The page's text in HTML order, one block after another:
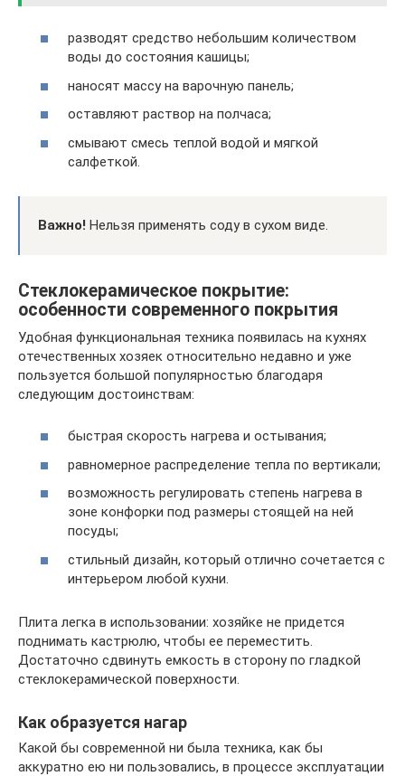
разводят средство небольшим количеством
воды до состояния кашицы;
наносят массу на варочную панель;
оставляют раствор на полчаса;
смывают смесь теплой водой и мягкой
салфеткой.
Важно! Нельзя применять соду в сухом виде.
Стеклокерамическое покрытие:
особенности современного покрытия
Удобная функциональная техника появилась на кухнях
отечественных хозяек относительно недавно и уже
пользуется большой популярностью благодаря
следующим достоинствам:
быстрая скорость нагрева и остывания;
равномерное распределение тепла по вертикали;
возможность регулировать степень нагрева в
зоне конфорки под размеры стоящей на ней
посуды;
стильный дизайн, который отлично сочетается с
интерьером любой кухни.
Плита легка в использовании: хозяйке не придется
поднимать кастрюлю, чтобы ее переместить.
Достаточно сдвинуть емкость в сторону по гладкой
стеклокерамической поверхности.
Как образуется нагар
Какой бы современной ни была техника, как бы
аккуратно ею ни пользовались, в процессе эксплуатации